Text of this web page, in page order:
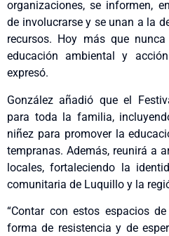
organizaciones, se informen,
de involucrarse y se unan a la
recursos. Hoy más que
educación ambiental y
expresó.
González añadió que el
para toda la familia,
niñez para promover la
tempranas. Además, reunirá a
locales, fortaleciendo la
comunitaria de Luquillo y la
“Contar con estos espacios
forma de resistencia y de